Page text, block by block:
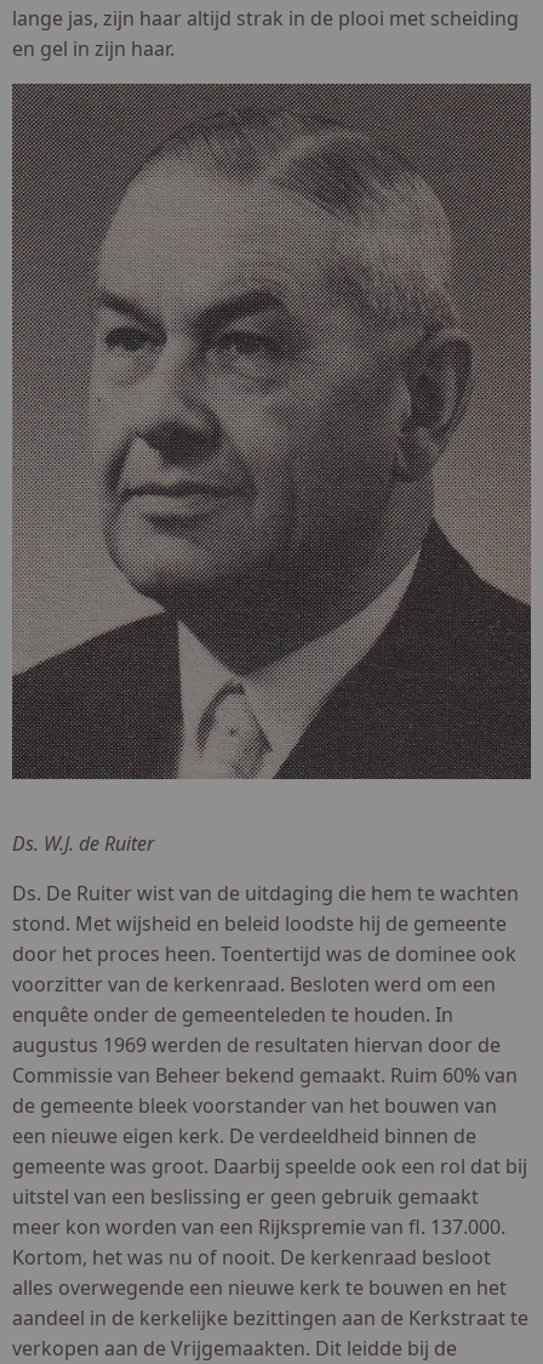
lange jas, zijn haar altijd strak in de plooi met scheiding
en gel in zijn haar.
Ds. W.J. de Ruiter
Ds. De Ruiter wist van de uitdaging die hem te wachten
stond. Met wijsheid en beleid loodste hij de gemeente
door het proces heen. Toentertijd was de dominee ook
voorzitter van de kerkenraad. Besloten werd om een
enquête onder de gemeenteleden te houden. In
augustus 1969 werden de resultaten hiervan door de
Commissie van Beheer bekend gemaakt. Ruim 60% van
de gemeente bleek voorstander van het bouwen van
een nieuwe eigen kerk. De verdeeldheid binnen de
gemeente was groot. Daarbij speelde ook een rol dat bij
uitstel van een beslissing er geen gebruik gemaakt
meer kon worden van een Rijkspremie van fl. 137.000.
Kortom, het was nu of nooit. De kerkenraad besloot
alles overwegende een nieuwe kerk te bouwen en het
aandeel in de kerkelijke bezittingen aan de Kerkstraat te
verkopen aan de Vrijgemaakten. Dit leidde bij de